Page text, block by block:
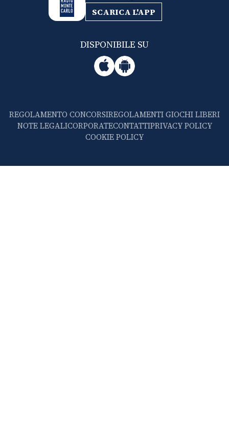
SCARICA L'APP
DISPONIBILE SU
REGOLAMENTO CONCORSIREGOLAMENTI GIOCHI LIBERI
NOTE LEGALICORPORATECONTATTIPRIVACY POLICY
COOKIE POLICY